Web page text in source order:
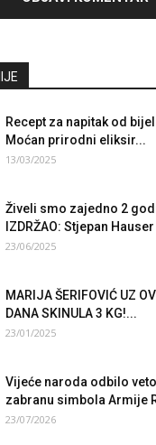
Recept za napitak od
Moćan prirodni eliksir...
13/03/2025
Živeli smo zajedno 2
IZDRŽAO: Stjepan
23/06/2025
MARIJA ŠERIFOVIĆ UZ
DANA SKINULA 3 KG!...
23/01/2025
Vijeće naroda odbilo
zabranu simbola Armije
23/07/2026